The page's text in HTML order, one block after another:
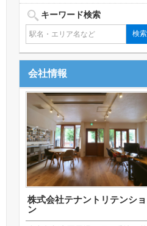
キーワード検索
会社情報
株式会社テナントリテンショ
ン